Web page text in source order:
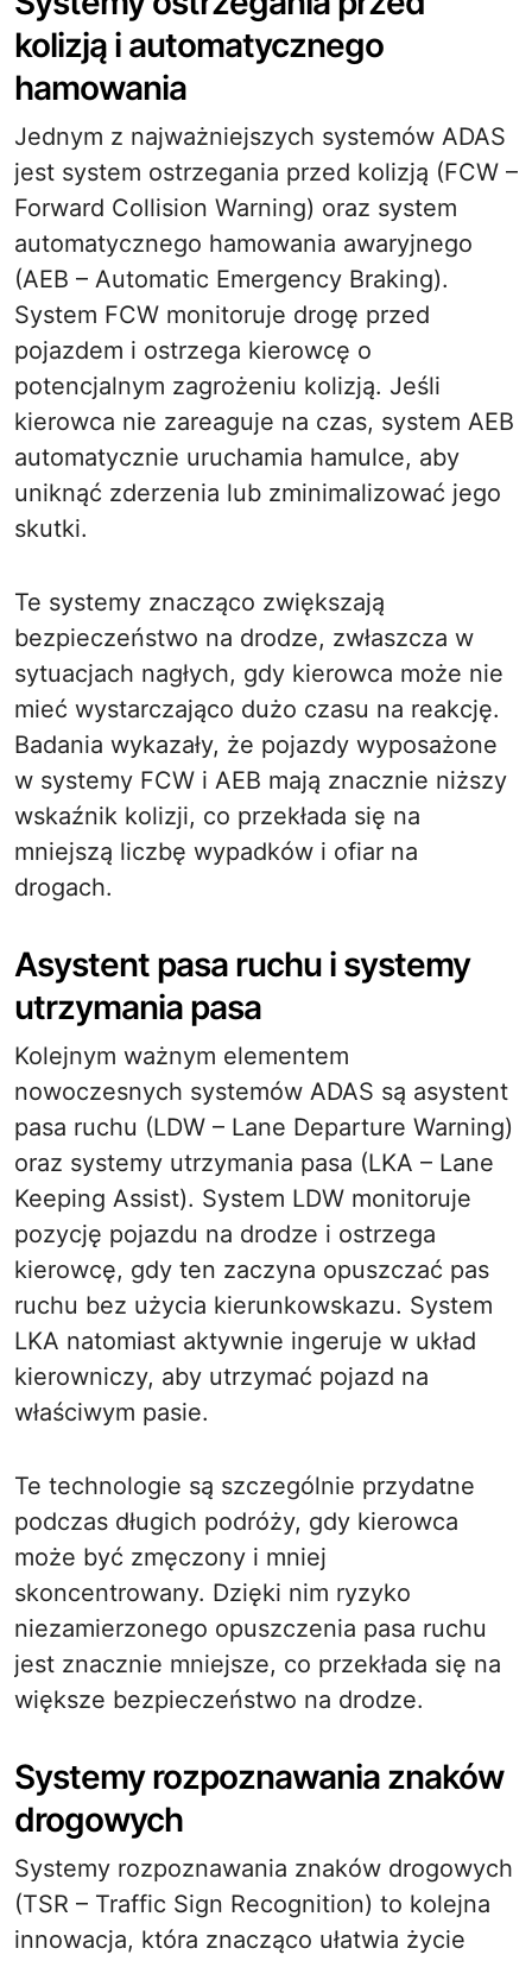
kolizją i automatycznego
hamowania
Jednym z najważniejszych systemów ADAS
jest system ostrzegania przed kolizją (FCW –
Forward Collision Warning) oraz system
automatycznego hamowania awaryjnego
(AEB – Automatic Emergency Braking).
System FCW monitoruje drogę przed
pojazdem i ostrzega kierowcę o
potencjalnym zagrożeniu kolizją. Jeśli
kierowca nie zareaguje na czas, system AEB
automatycznie uruchamia hamulce, aby
uniknąć zderzenia lub zminimalizować jego
skutki.
Te systemy znacząco zwiększają
bezpieczeństwo na drodze, zwłaszcza w
sytuacjach nagłych, gdy kierowca może nie
mieć wystarczająco dużo czasu na reakcję.
Badania wykazały, że pojazdy wyposażone
w systemy FCW i AEB mają znacznie niższy
wskaźnik kolizji, co przekłada się na
mniejszą liczbę wypadków i ofiar na
drogach.
Asystent pasa ruchu i systemy
utrzymania pasa
Kolejnym ważnym elementem
nowoczesnych systemów ADAS są asystent
pasa ruchu (LDW – Lane Departure Warning)
oraz systemy utrzymania pasa (LKA – Lane
Keeping Assist). System LDW monitoruje
pozycję pojazdu na drodze i ostrzega
kierowcę, gdy ten zaczyna opuszczać pas
ruchu bez użycia kierunkowskazu. System
LKA natomiast aktywnie ingeruje w układ
kierowniczy, aby utrzymać pojazd na
właściwym pasie.
Te technologie są szczególnie przydatne
podczas długich podróży, gdy kierowca
może być zmęczony i mniej
skoncentrowany. Dzięki nim ryzyko
niezamierzonego opuszczenia pasa ruchu
jest znacznie mniejsze, co przekłada się na
większe bezpieczeństwo na drodze.
Systemy rozpoznawania znaków
drogowych
Systemy rozpoznawania znaków drogowych
(TSR – Traffic Sign Recognition) to kolejna
innowacja, która znacząco ułatwia życie